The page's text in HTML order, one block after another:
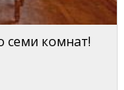
семи комнат!